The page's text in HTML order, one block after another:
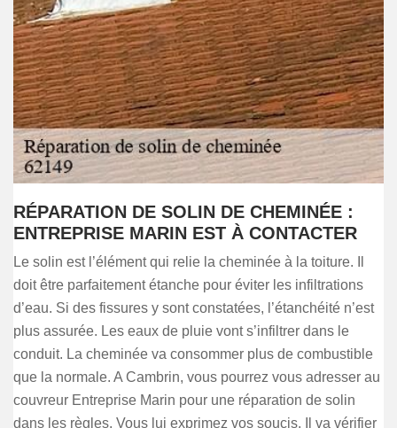
RÉPARATION DE SOLIN DE CHEMINÉE :
ENTREPRISE MARIN EST À CONTACTER
Le solin est l’élément qui relie la cheminée à la toiture. Il
doit être parfaitement étanche pour éviter les infiltrations
d’eau. Si des fissures y sont constatées, l’étanchéité n’est
plus assurée. Les eaux de pluie vont s’infiltrer dans le
conduit. La cheminée va consommer plus de combustible
que la normale. A Cambrin, vous pourrez vous adresser au
couvreur Entreprise Marin pour une réparation de solin
dans les règles. Vous lui exprimez vos soucis. Il va vérifier